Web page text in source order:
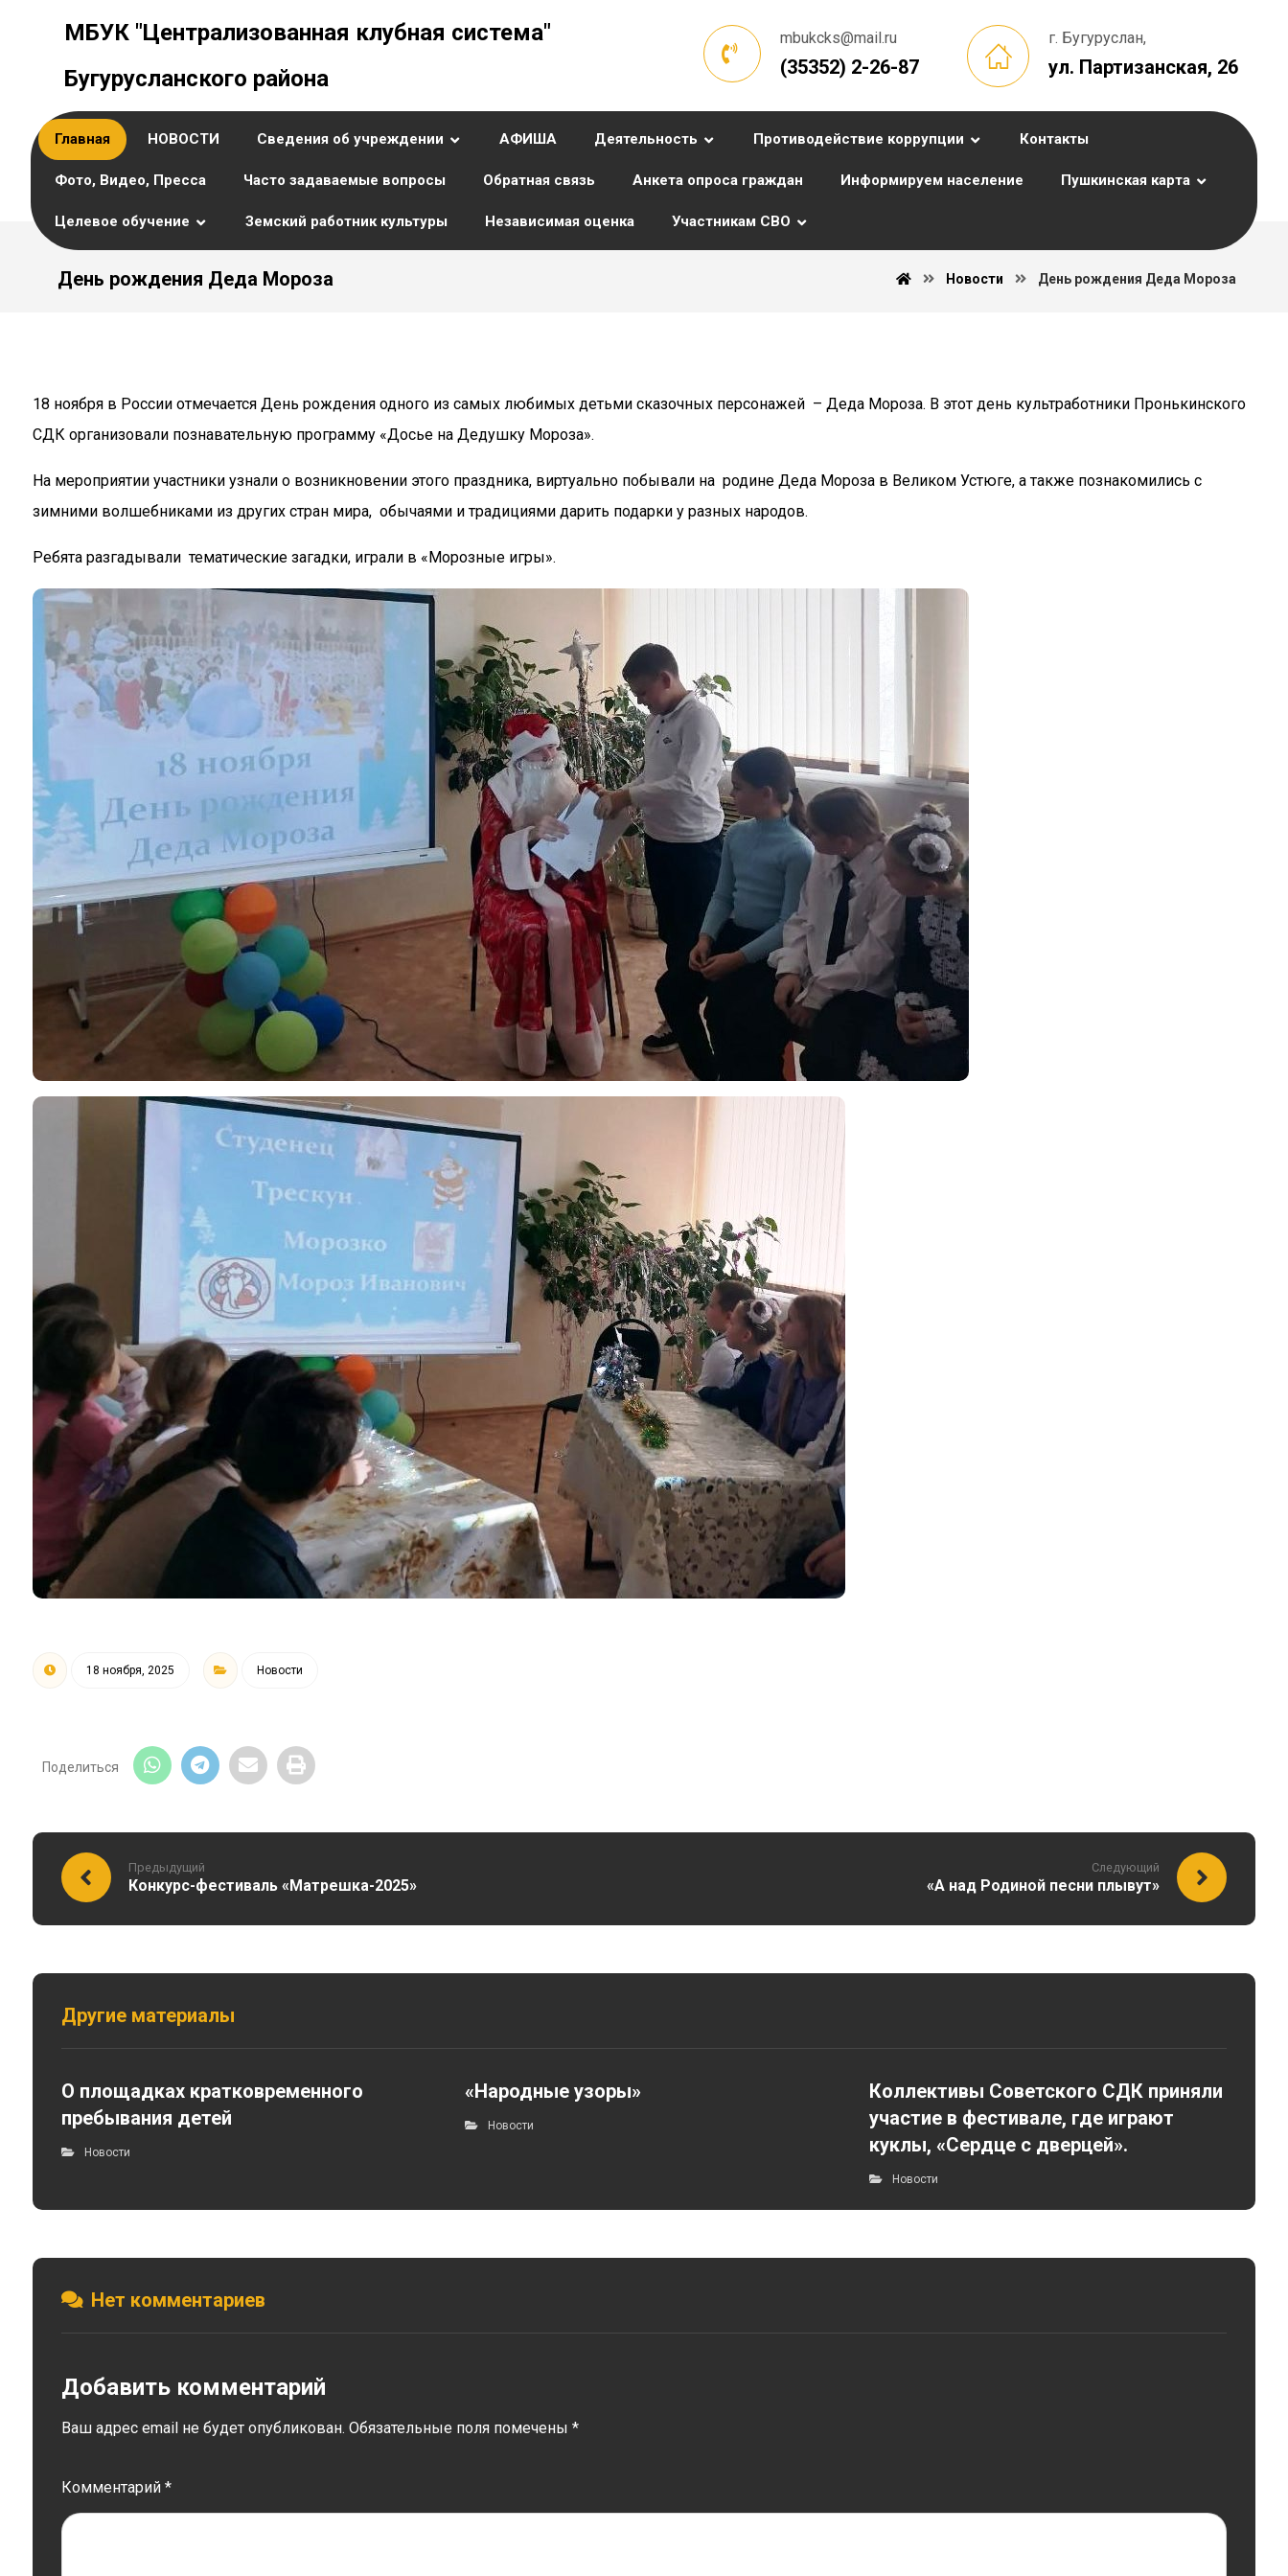
МБУК "Централизованная клубная система"
Бугурусланского района
г. Бугуруслан,
ул. Партизанская, 26
mbukcks@mail.ru
(35352) 2-26-87
Главная НОВОСТИ Сведения об учреждении АФИША Деятельность Противодействие коррупции Контакты
Фото, Видео, Пресса Часто задаваемые вопросы Обратная связь Анкета опроса граждан Информируем население Пушкинская карта
Целевое обучение Земский работник культуры Независимая оценка Участникам СВО
День рождения Деда Мороза Новости День рождения Деда Мороза
18 ноября в России отмечается День рождения одного из самых любимых детьми сказочных персонажей – Деда Мороза. В этот день культработники Пронькинского
СДК организовали познавательную программу «Досье на Дедушку Мороза».
На мероприятии участники узнали о возникновении этого праздника, виртуально побывали на родине Деда Мороза в Великом Устюге, а также познакомились с
зимними волшебниками из других стран мира, обычаями и традициями дарить подарки у разных народов.
Ребята разгадывали тематические загадки, играли в «Морозные игры».
18 ноября, 2025 Новости
Предыдущий
Конкурс-фестиваль «Матрешка-2025»
Следующий
«А над Родиной песни плывут»
Другие материалы
О площадках кратковременного
пребывания детей
Новости
«Народные узоры»
Новости
Коллективы Советского СДК приняли
участие в фестивале, где играют
куклы, «Сердце с дверцей».
Новости
Нет комментариев
Добавить комментарий
Ваш адрес email не будет опубликован. Обязательные поля помечены *
Комментарий *